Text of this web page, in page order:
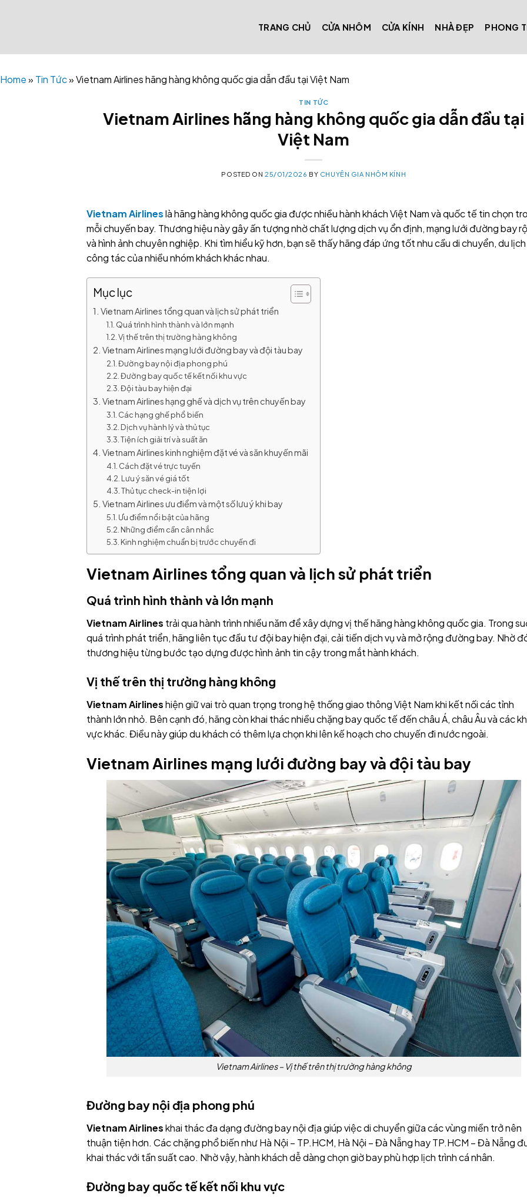
TRANG CHỦ CỬA NHÔM CỬA KÍNH NHÀ ĐẸP PHONG
Home» Tin Tức»Vietnam Airlines hãng hàng không quốc gia dẫn đầu tại Việt Nam
TIN TỨC
Vietnam Airlines hãng hàng không quốc gia dẫn đầu tại
Việt Nam
POSTED ON25/01/2026 BY CHUYÊN GIA NHÔM KÍNH
Vietnam Airlineslà hãng hàng không quốc gia được nhiều hành khách Việt Nam và quốc tế tin chọn
mỗi chuyến bay. Thương hiệu này gây ấn tượng nhờ chất lượng dịch vụ ổn định, mạng lưới đường bay
và hình ảnh chuyên nghiệp. Khi tìm hiểu kỹ hơn, bạn sẽ thấy hãng đáp ứng tốt nhu cầu di chuyển, du lịch
công tác của nhiều nhóm khách khác nhau.
Mục lục
Vietnam Airlines tổng quan và lịch sử phát triển
Quá trình hình thành và lớn mạnh
Vị thế trên thị trường hàng không
Vietnam Airlines mạng lưới đường bay và đội tàu bay
Đường bay nội địa phong phú
Đường bay quốc tế kết nối khu vực
Đội tàu bay hiện đại
Vietnam Airlines hạng ghế và dịch vụ trên chuyến bay
Các hạng ghế phổ biến
Dịch vụ hành lý và thủ tục
Tiện ích giải trí và suất ăn
Vietnam Airlines kinh nghiệm đặt vé và săn khuyến mãi
Cách đặt vé trực tuyến
Lưu ý săn vé giá tốt
Thủ tục check-in tiện lợi
Vietnam Airlines ưu điểm và một số lưu ý khi bay
Ưu điểm nổi bật của hãng
Những điểm cần cân nhắc
Kinh nghiệm chuẩn bị trước chuyến đi
Vietnam Airlines tổng quan và lịch sử phát triển
Quá trình hình thành và lớn mạnh
Vietnam Airlines trải qua hành trình nhiều năm để xây dựng vị thế hãng hàng không quốc gia. Trong
quá trình phát triển, hãng liên tục đầu tư đội bay hiện đại, cải tiến dịch vụ và mở rộng đường bay. Nhờ
thương hiệu từng bước tạo dựng được hình ảnh tin cậy trong mắt hành khách.
Vị thế trên thị trường hàng không
Vietnam Airlineshiện giữ vai trò quan trọng trong hệ thống giao thông Việt Nam khi kết nối các tỉnh
thành lớn nhỏ. Bên cạnh đó, hãng còn khai thác nhiều chặng bay quốc tế đến châu Á, châu Âu và các
vực khác. Điều này giúp du khách có thêm lựa chọn khi lên kế hoạch cho chuyến đi nước ngoài.
Vietnam Airlines mạng lưới đường bay và đội tàu bay
Vietnam Airlines – Vị thế trên thị trường hàng không
Đường bay nội địa phong phú
Vietnam Airlineskhai thác đa dạng đường bay nội địa giúp việc di chuyển giữa các vùng miền trở nên
thuận tiện hơn. Các chặng phổ biến như Hà Nội – TP.HCM, Hà Nội – Đà Nẵng hay TP.HCM – Đà Nẵng
khai thác với tần suất cao. Nhờ vậy, hành khách dễ dàng chọn giờ bay phù hợp lịch trình cá nhân.
Đường bay quốc tế kết nối khu vực